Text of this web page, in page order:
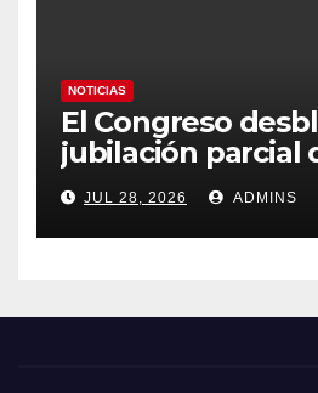
NOTICIAS
El Congreso
jubilación parcial
trabajadores
sector público
JUL 28, 2026 ADMINS